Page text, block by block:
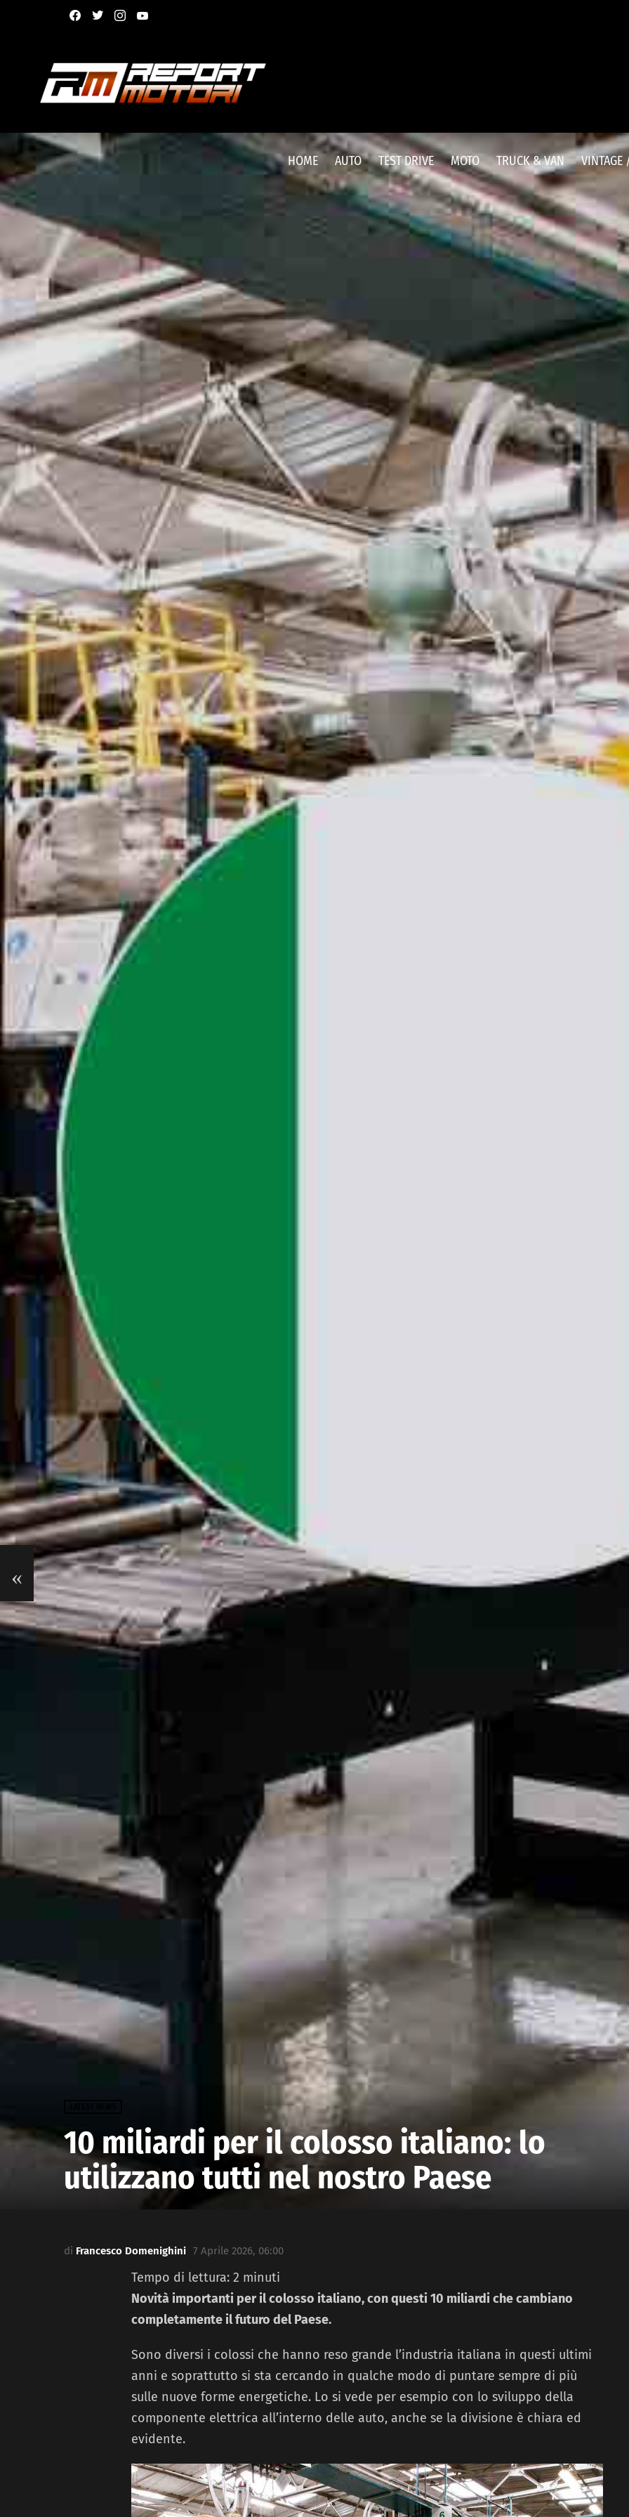
facebooktwitterinstagram
HOME AUTO TEST DRIVE MOTO TRUCK & VAN VINTAGE
10 miliardi per il colosso italiano: lo
utilizzano tutti nel nostro Paese
di Francesco Domenighini 7 Aprile 2026, 06:00
Tempo di lettura: 2 minuti
Novità importanti per il colosso italiano, con questi 10 miliardi che cambiano
completamente il futuro del Paese.
Sono diversi i colossi che hanno reso grande l’industria italiana in questi ultimi
anni e soprattutto si sta cercando in qualche modo di puntare sempre di più
sulle nuove forme energetiche. Lo si vede per esempio con lo sviluppo della
componente elettrica all’interno delle auto, anche se la divisione è chiara ed
evidente.